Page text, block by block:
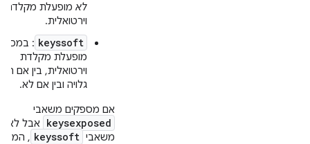
לא מופעלת מקלדת
וירטואלית.
keyssoft
:
מופעלת מקלדת
וירטואלית, בין אם היא
גלויה ובין אם לא.
אם מספקים משאבי
keysexposed
אבל לא
משאבי keyssoft
,